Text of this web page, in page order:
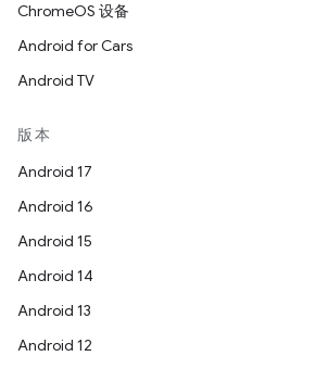
ChromeOS 设备
Android for Cars
Android TV
版本
Android 17
Android 16
Android 15
Android 14
Android 13
Android 12